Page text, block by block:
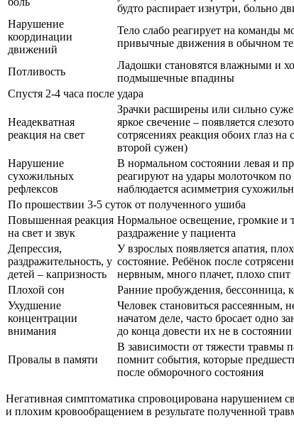
будто распирает изнутри, больно
Нарушение
координации
движений
Тело слабо реагирует на команды
привычные движения в обычном
Потливость
Ладошки становятся влажными и
подмышечные впадины
Спустя 2-4 часа после удара
Неадекватная
реакция на свет
Зрачки расширены или сильно
яркое свечение – появляется
сотрясениях реакция обоих глаз на
второй сужен)
Нарушение
сухожильных
рефлексов
В нормальном состоянии левая и
реагируют на удары молоточком
наблюдается асимметрия
По прошествии 3-5 суток от полученного ушиба
Повышенная реакция
на свет и звук
Нормальное освещение, громкие и
раздражение у пациента
Депрессия,
раздражительность, у
детей – капризность
У взрослых появляется апатия,
состояние. Ребёнок после
нервным, много плачет, плохо спит
Плохой сон
Ранние пробуждения, бессонница,
Ухудшение
концентрации
внимания
Человек становиться рассеянным,
начатом деле, часто бросает одно
до конца довести их не в состоянии
Провалы в памяти
В зависимости от тяжести травмы
помнит события, которые
после обморочного состояния
Негативная симптоматика спровоцирована нарушением
и плохим кровообращением в результате полученной